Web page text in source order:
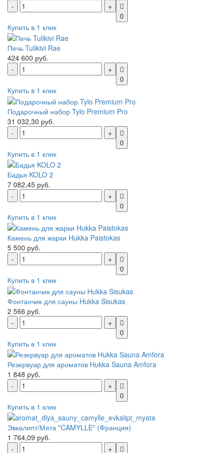
0
Купить в 1 клик
Печь Tulikivi Rae
424 600 руб.
0
Купить в 1 клик
Подарочный набор Tylo Premium Pro
31 032,30 руб.
0
Купить в 1 клик
Бадья KOLO 2
7 082,45 руб.
0
Купить в 1 клик
Камень для жарки Hukka Paistokas
5 500 руб.
0
Купить в 1 клик
Фонтанчик для сауны Hukka Sisukas
2 566 руб.
0
Купить в 1 клик
Резервуар для ароматов Hukka Sauna Amfora
1 848 руб.
0
Купить в 1 клик
Эвкалипт/Мята "CAMYLLE" (Франция)
1 764,09 руб.